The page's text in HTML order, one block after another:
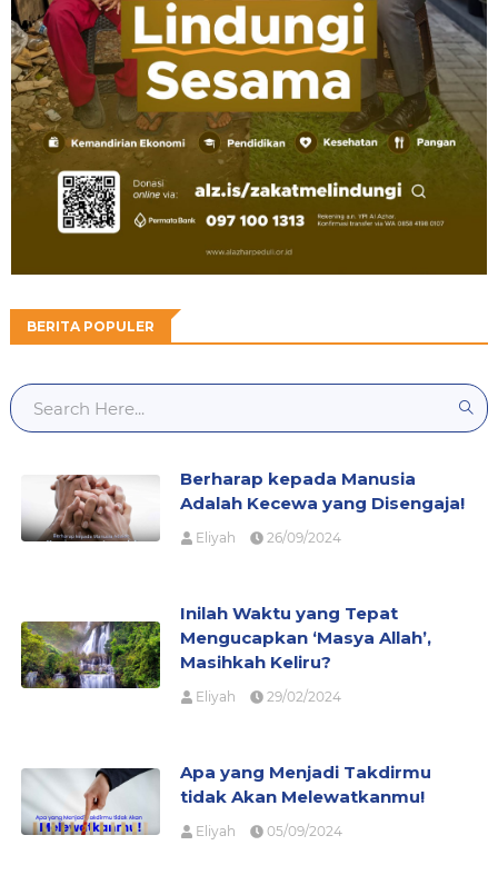
BERITA POPULER
Berharap kepada Manusia
Adalah Kecewa yang Disengaja!
Eliyah 26/09/2024
Inilah Waktu yang Tepat
Mengucapkan ‘Masya Allah’,
Masihkah Keliru?
Eliyah 29/02/2024
Apa yang Menjadi Takdirmu
tidak Akan Melewatkanmu!
Eliyah 05/09/2024